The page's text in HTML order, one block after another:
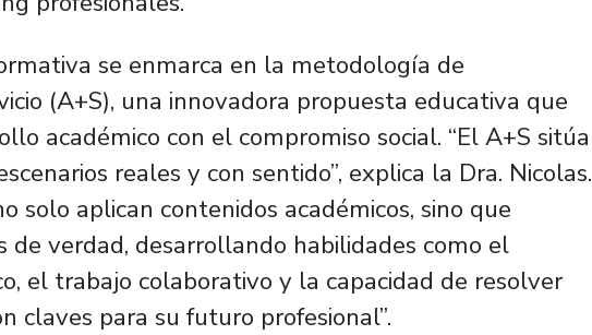
se enmarca en la metodología de
(A+S), una innovadora propuesta educativa que
académico con el compromiso social. “El A+S sitúa
reales y con sentido”, explica la Dra. Nicolas.
solo aplican contenidos académicos, sino que
de verdad, desarrollando habilidades como el
el trabajo colaborativo y la capacidad de resolver
claves para su futuro profesional”.